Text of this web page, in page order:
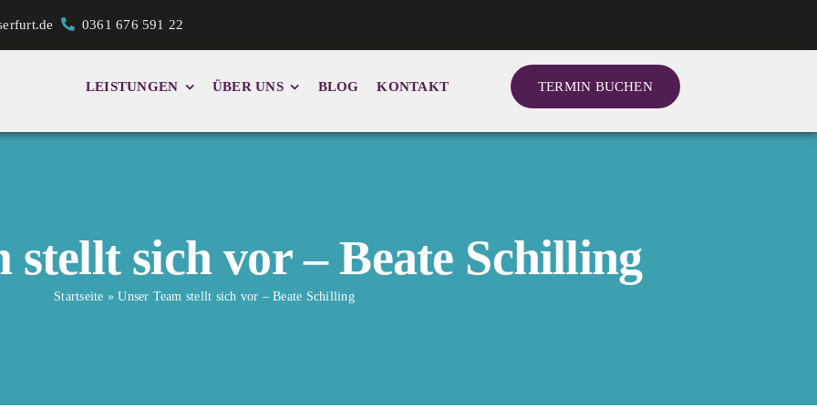
0361 676 591 22
LEISTUNGEN ÜBER UNS BLOG KONTAKT TERMIN BUCHEN
stellt sich vor – Beate Schilling
Startseite »Unser Team stellt sich vor – Beate Schilling